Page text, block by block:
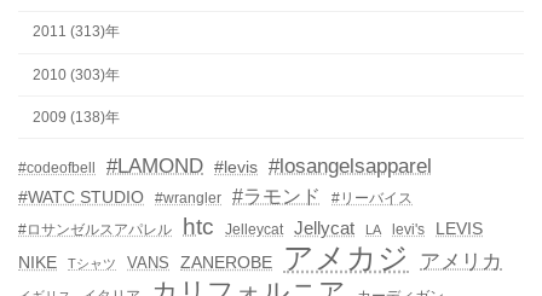
2011 (313)年
2010 (303)年
2009 (138)年
#codeofbell #LAMOND #levis #losangelsapparel
#WATC STUDIO #wrangler #ラモンド
#リーバイス
#ロサンゼルスアパレル
htc Jelleycat Jellycat LA levi's
LEVIS
NIKE
Tシャツ VANS ZANEROBE アメカジ アメリカ